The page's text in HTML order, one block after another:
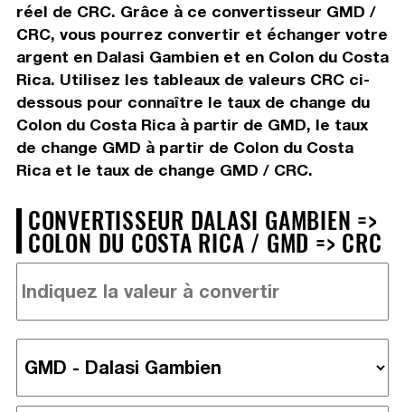
réel de CRC. Grâce à ce convertisseur GMD /
CRC, vous pourrez convertir et échanger votre
argent en Dalasi Gambien et en Colon du Costa
Rica. Utilisez les tableaux de valeurs CRC ci-
dessous pour connaître le taux de change du
Colon du Costa Rica à partir de GMD, le taux
de change GMD à partir de Colon du Costa
Rica et le taux de change GMD / CRC.
CONVERTISSEUR DALASI GAMBIEN =>
COLON DU COSTA RICA / GMD => CRC